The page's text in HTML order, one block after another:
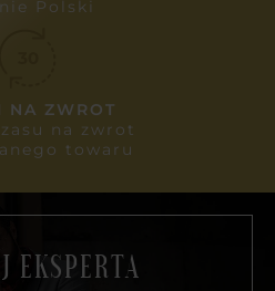
Polski
NA ZWROT
na zwrot
towaru
EKSPERTA